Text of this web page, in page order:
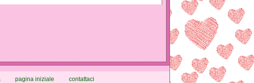
pagina iniziale contattaci